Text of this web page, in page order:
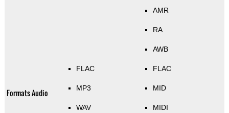
Formats Audio
FLAC
MP3
WAV
AMR
RA
AWB
FLAC
MID
MIDI